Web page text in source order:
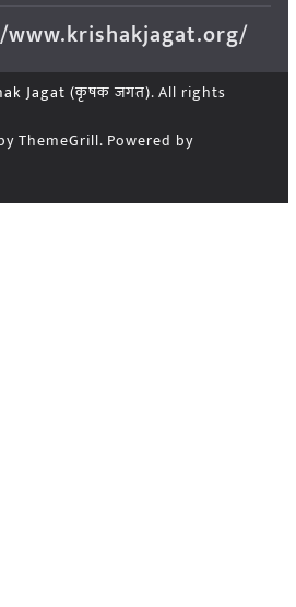
Jagat (कृषक जगत). All rights
ThemeGrill. Powered by